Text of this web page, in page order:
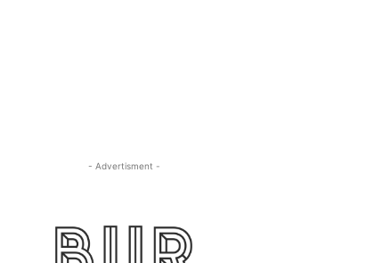
- Advertisment -